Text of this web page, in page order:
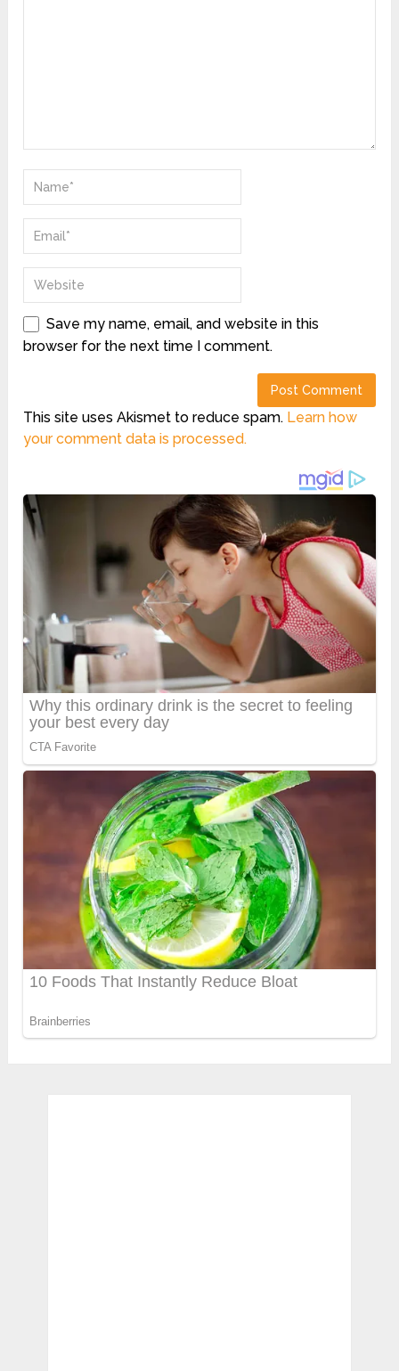
Save my name, email, and website in this
browser for the next time I comment.
This site uses Akismet to reduce spam. Learn how
your comment data is processed.